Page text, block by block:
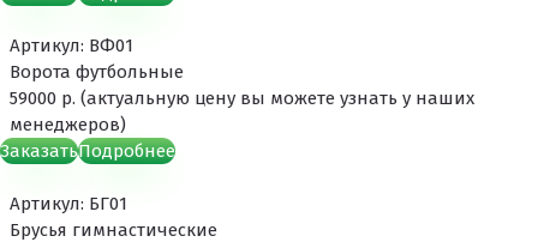
Артикул: ВФ01
Ворота футбольные
59000 р. (актуальную цену вы можете узнать у наших
менеджеров)
ЗаказатьПодробнее
Артикул: БГ01
Брусья гимнастические